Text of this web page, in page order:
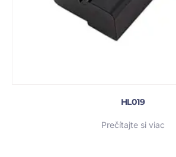
HL019
Prečítajte si viac